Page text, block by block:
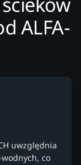
ALFA-
uwzględnia
co